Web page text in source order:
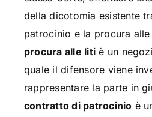
della dicotomia esistente
patrocinio e la procura
procura alle liti è un
quale il difensore viene
rappresentare la parte in
contratto di patrocinio è